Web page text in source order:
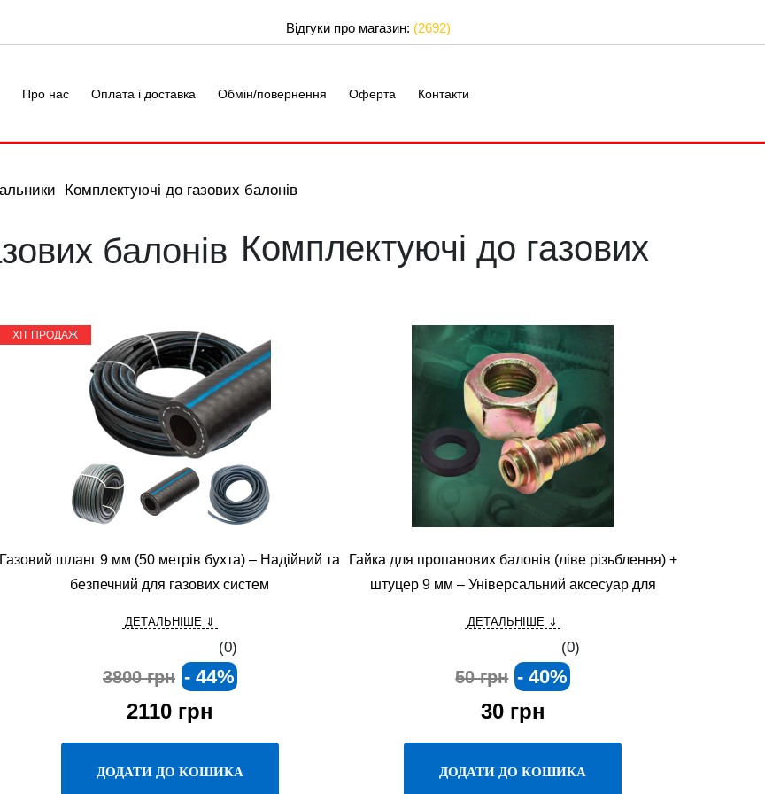
Відгуки про магазин: (2692)
Про нас Оплата і доставка Обмін/повернення Оферта Контакти
Комплектуючі до газових балонів
Комплектуючі до газових
ХІТ ПРОДАЖ
Газовий шланг 9 мм (50 метрів бухта) – Надійний та
безпечний для газових систем
ДЕТАЛЬНІШЕ ⇓
(0)
3800 грн - 44%
2110грн
ДОДАТИ ДО КОШИКА
Гайка для пропанових балонів (ліве різьблення) +
штуцер 9 мм – Універсальний аксесуар для
ДЕТАЛЬНІШЕ ⇓
(0)
50 грн - 40%
30грн
ДОДАТИ ДО КОШИКА